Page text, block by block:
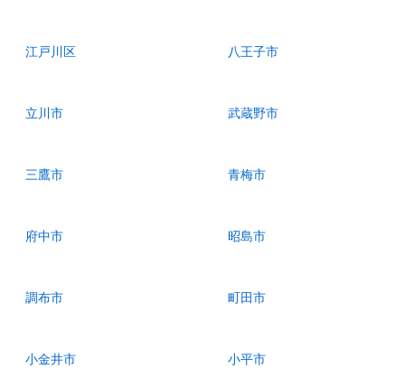
江戸川区 八王子市
立川市 武蔵野市
三鷹市 青梅市
府中市 昭島市
調布市 町田市
小金井市 小平市